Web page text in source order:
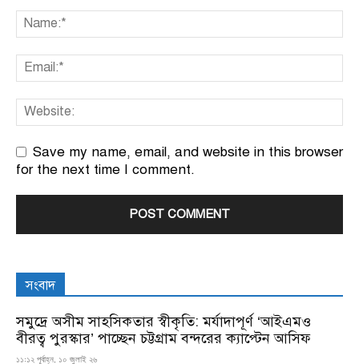
Save my name, email, and website in this browser
for the next time I comment.
সংবাদ
সমুদ্রে অসীম সাহসিকতার স্বীকৃতি: মর্যাদাপূর্ণ ‘আইএমও
বীরত্ব পুরস্কার’ পাচ্ছেন চট্টগ্রাম বন্দরের ক্যাপ্টেন আসিফ
১১:১২ পূর্বাহ্ন, ১০ জুলাই ২৬